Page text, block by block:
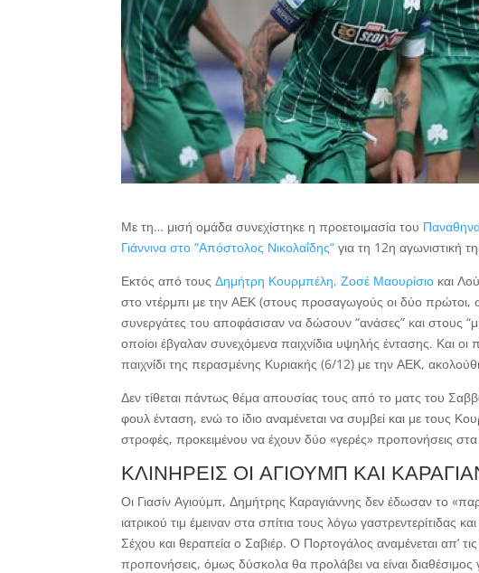
Με τη… μισή ομάδα συνεχίστηκε η προετοιμασία του
Γιάννινα στο “Απόστολος Νικολαΐδης”για τη 12η
Εκτός από τουςΔημήτρη Κουρμπέλη, Ζοσέ Μαουρίσιο και
στο ντέρμπι με την ΑΕΚ (στους προσαγωγούς οι δύο πρώτοι,
συνεργάτες του αποφάσισαν να δώσουν “ανάσες” και στους
οποίοι έβγαλαν συνεχόμενα παιχνίδια υψηλής έντασης. Και
παιχνίδι της περασμένης Κυριακής (6/12) με την ΑΕΚ,
Δεν τίθεται πάντως θέμα απουσίας τους από το ματς του
φουλ ένταση, ενώ το ίδιο αναμένεται να συμβεί και με τους
στροφές, προκειμένου να έχουν δύο «γερές» προπονήσεις
ΚΛΙΝΗΡΕΙΣ ΟΙ ΑΓΙΟΥΜΠ ΚΑΙ
Οι Γιασίν Αγιούμπ, Δημήτρης Καραγιάννης δεν έδωσαν το
ιατρικού τιμ έμειναν στα σπίτια τους λόγω γαστρεντερίτιδας
Σέχου και θεραπεία ο Σαβιέρ. Ο Πορτογάλος αναμένεται απ’
προπονήσεις, όμως δύσκολα θα προλάβει να είναι